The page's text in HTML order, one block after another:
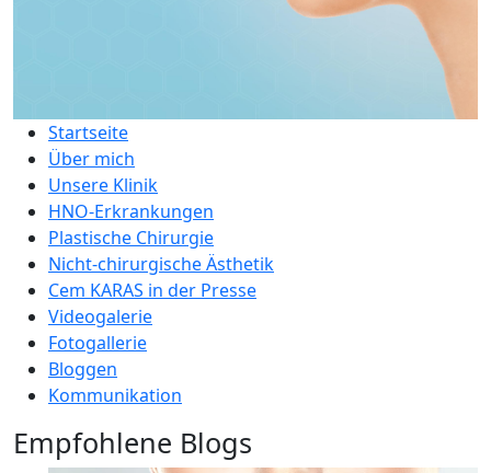
Startseite
Über mich
Unsere Klinik
HNO-Erkrankungen
Plastische Chirurgie
Nicht-chirurgische Ästhetik
Cem KARAS in der Presse
Videogalerie
Fotogallerie
Bloggen
Kommunikation
Empfohlene Blogs